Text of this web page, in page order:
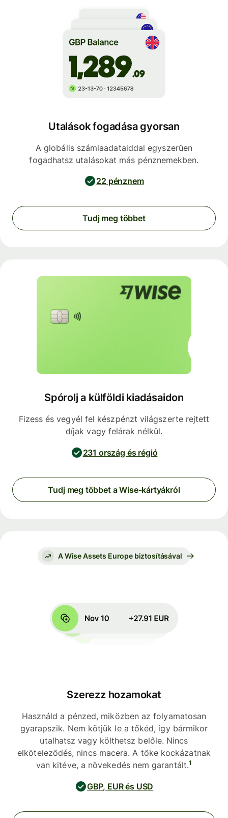
Utalások fogadása gyorsan
A globális számlaadataiddal egyszerűen
fogadhatsz utalásokat más pénznemekben.
22 pénznem
Tudj meg többet
Spórolj a külföldi kiadásaidon
Fizess és vegyél fel készpénzt világszerte rejtett
díjak vagy felárak nélkül.
231 ország és régió
Tudj meg többet a Wise-kártyákról
A Wise Assets Europe biztosításával
Szerezz hozamokat
Használd a pénzed, miközben az folyamatosan
gyarapszik. Nem kötjük le a tőkéd, így bármikor
utalhatsz vagy költhetsz belőle. Nincs
elköteleződés, nincs macera. A tőke kockázatnak
van kitéve, a növekedés nem garantált.1
GBP, EUR és USD